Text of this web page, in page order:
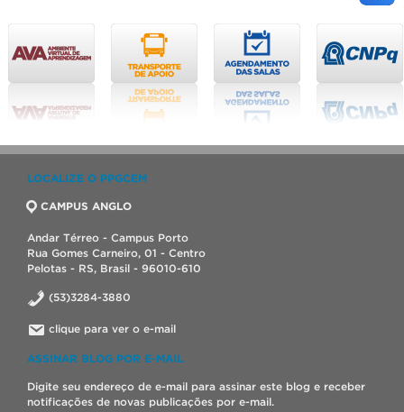
LOCALIZE O PPGCEM
CAMPUS ANGLO
Andar Térreo - Campus Porto
Rua Gomes Carneiro, 01 - Centro
Pelotas - RS, Brasil - 96010-610
(53)3284-3880
clique para ver o e-mail
ASSINAR BLOG POR E-MAIL
Digite seu endereço de e-mail para assinar este blog e receber
notificações de novas publicações por e-mail.